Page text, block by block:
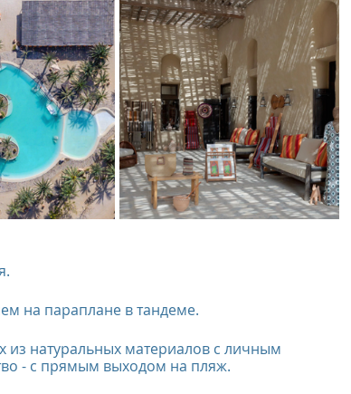
Oberoi Hotels & Resorts
The Oberoi Lombok, Indonesia
Sahl Hasheesh, Egypt The Oberoi Zahra, Egypt
на параплане в тандеме.
из натуральных материалов с личным
- с прямым выходом на пляж.